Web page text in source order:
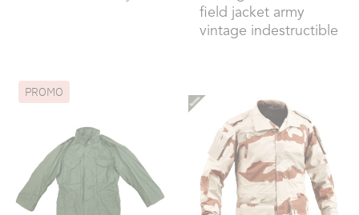
field jacket army
vintage indestructible
PROMO